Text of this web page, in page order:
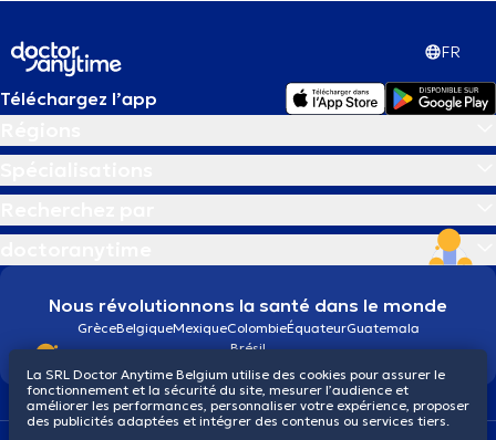
FR
Téléchargez l’app
Nous révolutionnons la santé dans le monde
GrèceBelgiqueMexiqueColombieÉquateurGuatemala
Brésil
La SRL Doctor Anytime Belgium utilise des cookies pour assurer le
fonctionnement et la sécurité du site, mesurer l’audience et
améliorer les performances, personnaliser votre expérience, proposer
des publicités adaptées et intégrer des contenus ou services tiers.